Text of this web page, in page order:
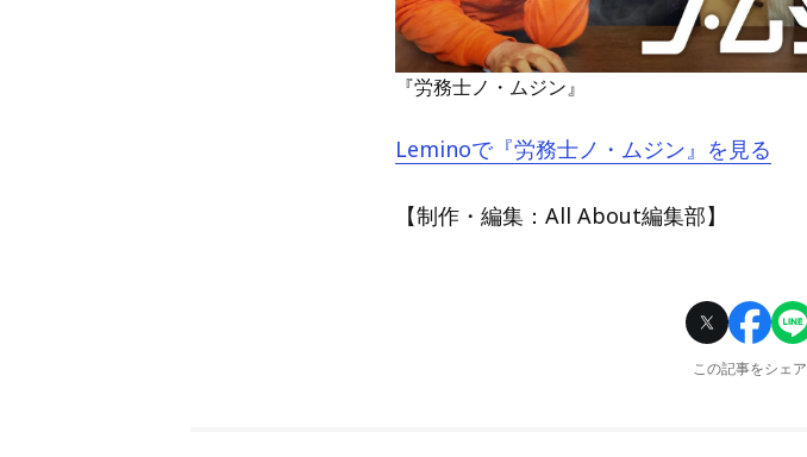
『労務士ノ・ムジン』
Leminoで『労務士ノ・ムジン』を見る
【制作・編集：All About編集部】
この記事をシェア